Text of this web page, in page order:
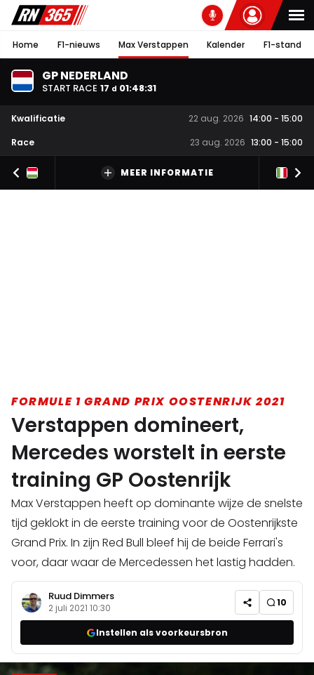
Home F1-nieuws Max Verstappen Kalender F1-stand
GP NEDERLAND
START RACE 17 d 01:48:30
Kwalificatie 22 aug. 2026 14:00 - 15:00
Race
23 aug. 2026 13:00 - 15:00
MEER INFORMATIE
FORMULE 1 GRAND PRIX OOSTENRIJK 2021
Verstappen domineert,
Mercedes worstelt in eerste
training GP Oostenrijk
Max Verstappen heeft op dominante wijze de snelste
tijd geklokt in de eerste training voor de Oostenrijkste
Grand Prix. In zijn Red Bull bleef hij de beide Ferrari's
voor, daar waar de Mercedessen het lastig hadden.
Ruud Dimmers
2 juli 2021 10:30 10
Instellen als voorkeursbron